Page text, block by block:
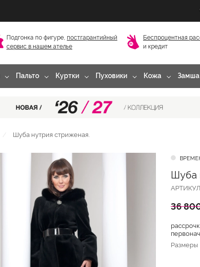
Подгонка по фигуре, постгарантийный
сервис в нашем ателье
Беспроцентная
и кредит
Пальто Куртки Пуховики Кожа Замша
Шуба нутрия стриженая.
Шуба
АРТИКУЛ
36
Размеры